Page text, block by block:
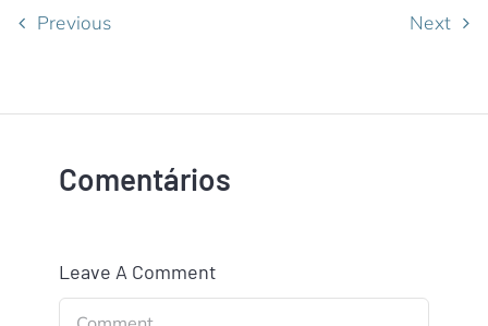
Previous Next
Comentários
Leave A Comment
Comment